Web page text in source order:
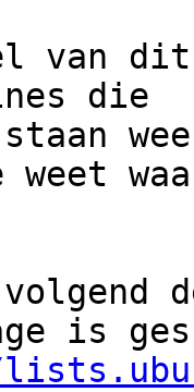
van
die
staan
is